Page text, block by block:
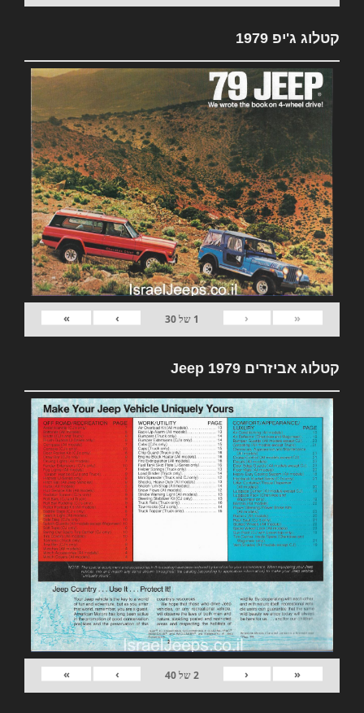
קטלוג ג'יפ 1979
«
‹
1 של30
›
»
קטלוג אביזרים 1979 Jeep
«
‹
2של40
›
»